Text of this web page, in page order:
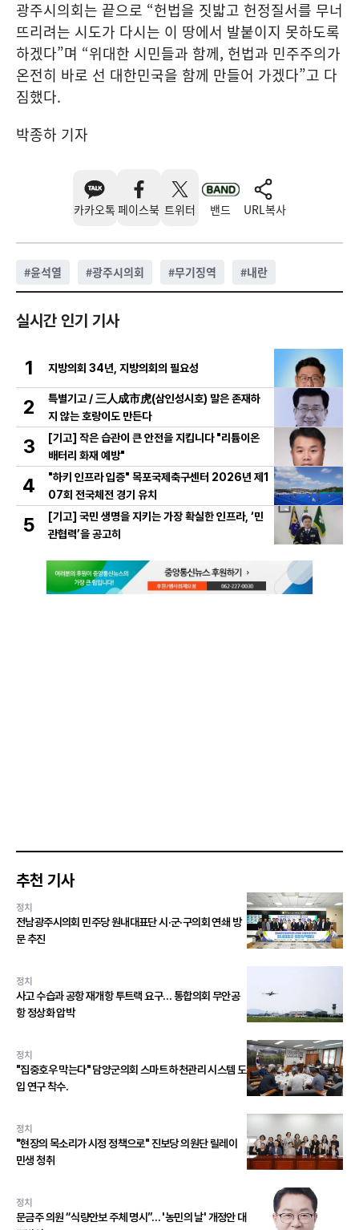
광주시의회는 끝으로 “헌법을 짓밟고 헌정질서를 무너
뜨리려는 시도가 다시는 이 땅에서 발붙이지 못하도록
하겠다”며 “위대한 시민들과 함께, 헌법과 민주주의가
온전히 바로 선 대한민국을 함께 만들어 가겠다”고 다
짐했다.
박종하 기자
카카오톡 페이스북 트위터 밴드 URL복사
#윤석열 #광주시의회 #무기징역 #내란
실시간 인기 기사
1 지방의회 34년, 지방의회의 필요성
2
특별기고 / 三人成市虎(삼인성시호) 말은 존재하
지 않는 호랑이도 만든다
3
[기고] 작은 습관이 큰 안전을 지킵니다 "리튬이온
배터리 화재 예방"
4
"하키 인프라 입증" 목포국제축구센터 2026년 제1
07회 전국체전 경기 유치
5
[기고] 국민 생명을 지키는 가장 확실한 인프라, ‘민
관협력’을 공고히
추천 기사
정치
전남광주시의회 민주당 원내대표단 시·군·구의회 연쇄 방
문 추진
정치
사고 수습과 공항 재개항 투트랙 요구… 통합의회 무안공
항 정상화 압박
정치
"집중호우 막는다" 담양군의회 스마트 하천관리 시스템 도
입 연구 착수.
정치
"현장의 목소리가 시정 정책으로" 진보당 의원단 릴레이
민생 청취
정치
문금주 의원 “식량안보 주체 명시”… '농민의 날' 개정안 대